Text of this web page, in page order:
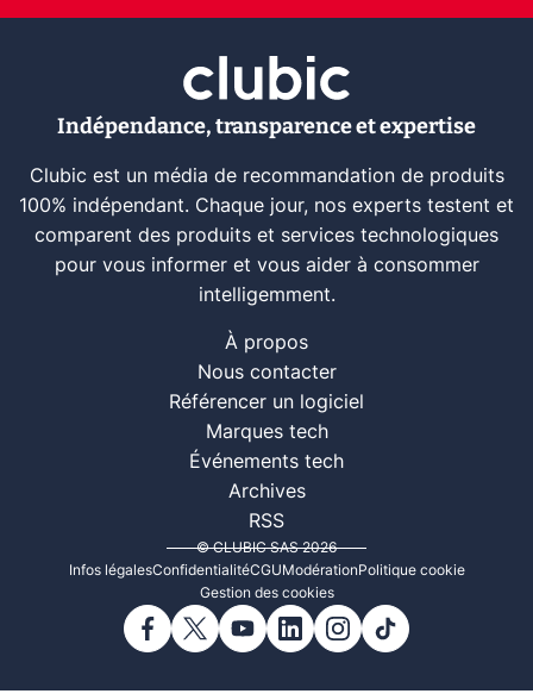
Indépendance, transparence et expertise
Clubic est un média de recommandation de produits
100% indépendant. Chaque jour, nos experts testent et
comparent des produits et services technologiques
pour vous informer et vous aider à consommer
intelligemment.
À propos
Nous contacter
Référencer un logiciel
Marques tech
Événements tech
Archives
RSS
© CLUBIC SAS 2026
Infos légalesConfidentialitéCGUModérationPolitique cookie
Gestion des cookies